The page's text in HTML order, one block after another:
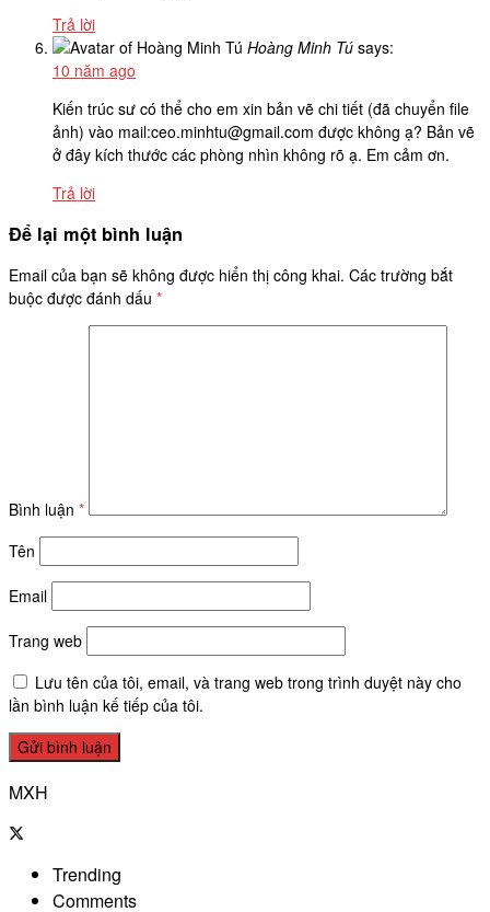
Trả lời
Hoàng Minh Tú says:
10 năm ago
Kiến trúc sư có thể cho em xin bản vẽ chi tiết (đã chuyển file
ảnh) vào mail:ceo.minhtu@gmail.com được không ạ? Bản vẽ
ở đây kích thước các phòng nhìn không rõ ạ. Em cảm ơn.
Trả lời
Để lại một bình luận
Email của bạn sẽ không được hiển thị công khai. Các trường bắt
buộc được đánh dấu *
Bình luận *
Tên
Email
Trang web
Lưu tên của tôi, email, và trang web trong trình duyệt này cho
lần bình luận kế tiếp của tôi.
MXH
Trending
Comments